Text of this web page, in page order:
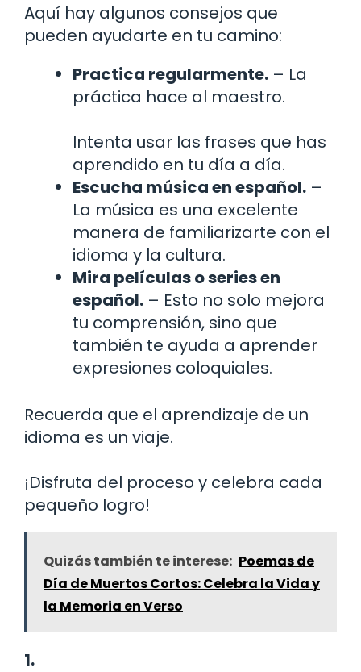
Aquí hay algunos consejos que
pueden ayudarte en tu camino:
Practica regularmente. – La
práctica hace al maestro.
Intenta usar las frases que has
aprendido en tu día a día.
Escucha música en español. –
La música es una excelente
manera de familiarizarte con el
idioma y la cultura.
Mira películas o series en
español. – Esto no solo mejora
tu comprensión, sino que
también te ayuda a aprender
expresiones coloquiales.
Recuerda que el aprendizaje de un
idioma es un viaje.
¡Disfruta del proceso y celebra cada
pequeño logro!
Quizás también te interese: Poemas de
Día de Muertos Cortos: Celebra la Vida y
la Memoria en Verso
1.